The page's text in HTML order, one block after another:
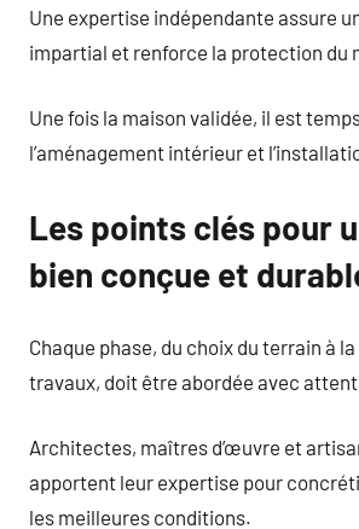
Une expertise indépendante assure
impartial et renforce la protection du
Une fois la maison validée, il est
l’aménagement intérieur et
Les points clés pour
bien conçue et
Chaque phase, du choix du terrain à
travaux, doit être abordée avec
Architectes, maîtres d’œuvre et
apportent leur expertise pour
les meilleures conditions.